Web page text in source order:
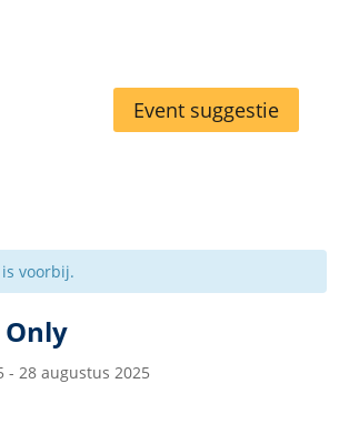
Event suggestie
voorbij.
- 28 augustus 2025